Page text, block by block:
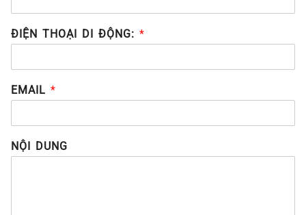
ĐIỆN THOẠI DI ĐỘNG: *
EMAIL *
NỘI DUNG